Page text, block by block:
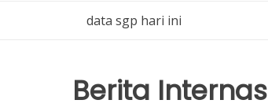
data sgp hari ini
Berita